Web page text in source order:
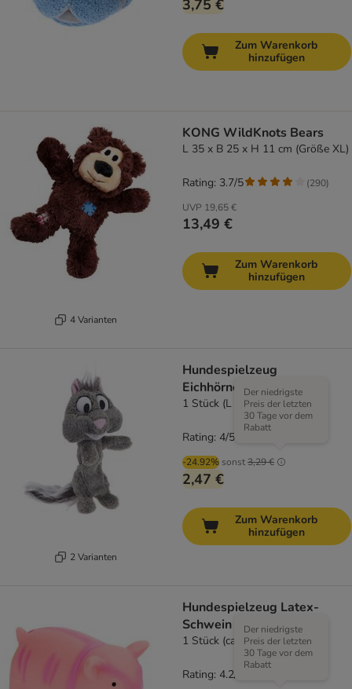
3,75 €
Zum Warenkorb
hinzufügen
4 Varianten
KONG WildKnots Bears
L 35 x B 25 x H 11 cm (Größe XL)
UVP 19,65 €
13,49 €
Rating: 3.7/5 (290)
Zum Warenkorb
hinzufügen
2 Varianten
Hundespielzeug
Eichhörnchen Hety
1 Stück (L 30 x B 9 x H 8 cm)
-24.92% sonst3,29 €
Der niedrigste
Preis der letzten
30 Tage vor dem
Rabatt
2,47 €
Rating: 4/5
Zum Warenkorb
hinzufügen
Hundespielzeug Latex-
Schwein mit Stimme
1 Stück (ca. 15 cm)
Der niedrigste
Preis der letzten
30 Tage vor dem
Rabatt
Rating: 4.2/5